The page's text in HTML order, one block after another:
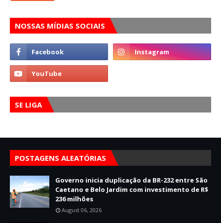
NOSSAS MÍDIAS SOCIAIS
SE LIGA
POSTAGENS ALEATÓRIAS
Governo inicia duplicação da BR-232 entre São
Caetano e Belo Jardim com investimento de R$
236 milhões
August 06, 2026